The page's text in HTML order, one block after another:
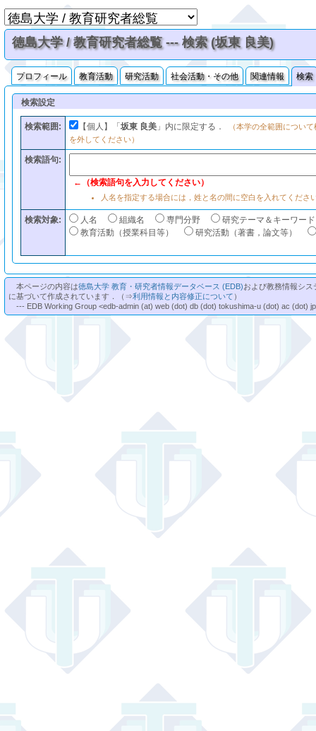
徳島大学 / 教育研究者総覧 --- 検索 (坂東 良美)
プロフィール 教育活動 研究活動 社会活動・その他 関連情報 検索
検索設定
検索範囲: 【個人】「 坂東 良美」内に限定する．
（本学の全範囲につい
を外してください）
検索語句:
←（検索語句を入力してください）
人名を指定する場合には，姓と名の間に空白を入れてくださ
検索対象: 人名 組織名 専門分野
研究テーマ＆キーワード
教育活動（授業科目等）
研究活動（著書，論文等）
本ページの内容は徳島大学 教育・研究者情報データベース (EDB)および教務情報シ
に基づいて作成されています．（⇒利用情報と内容修正について ）
--- EDB Working Group <edb-admin (at) web (dot) db (dot) tokushima-u (dot) ac (dot)